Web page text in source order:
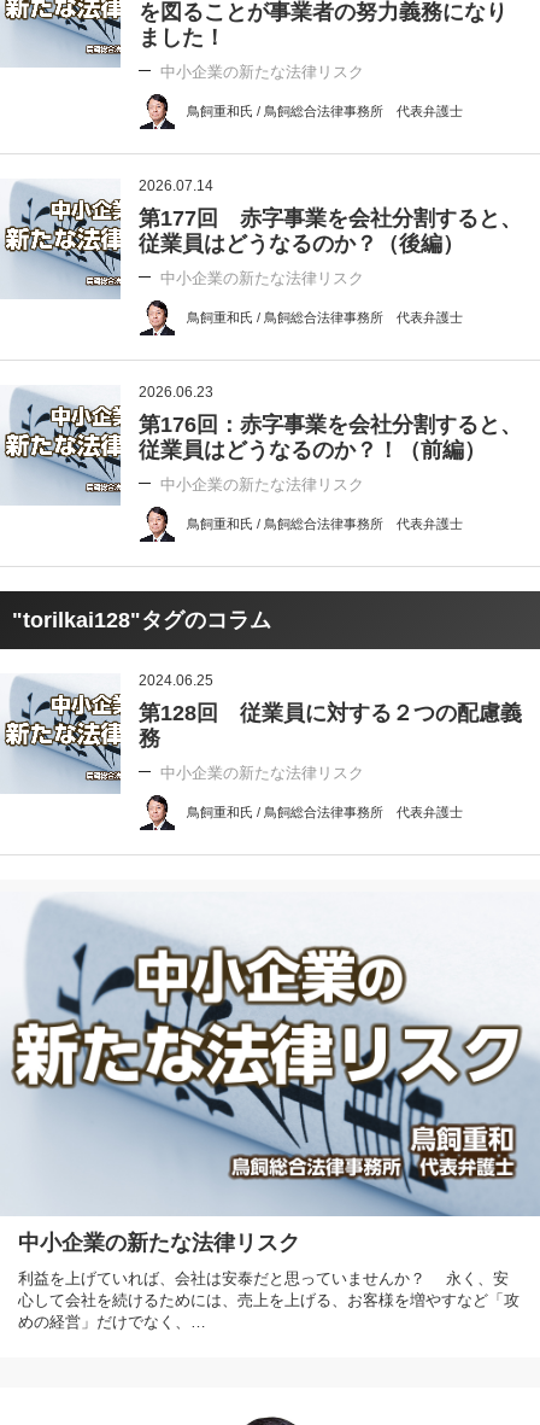
を図ることが事業者の努力義務になり
ました！
中小企業の新たな法律リスク
鳥飼重和氏 / 鳥飼総合法律事務所 代表弁護士
2026.07.14
第177回 赤字事業を会社分割すると、
従業員はどうなるのか？（後編）
中小企業の新たな法律リスク
鳥飼重和氏 / 鳥飼総合法律事務所 代表弁護士
2026.06.23
第176回：赤字事業を会社分割すると、
従業員はどうなるのか？！（前編）
中小企業の新たな法律リスク
鳥飼重和氏 / 鳥飼総合法律事務所 代表弁護士
"torilkai128"タグのコラム
2024.06.25
第128回 従業員に対する２つの配慮義
務
中小企業の新たな法律リスク
鳥飼重和氏 / 鳥飼総合法律事務所 代表弁護士
中小企業の新たな法律リスク
利益を上げていれば、会社は安泰だと思っていませんか？ 永く、安
心して会社を続けるためには、売上を上げる、お客様を増やすなど「攻
めの経営」だけでなく、…